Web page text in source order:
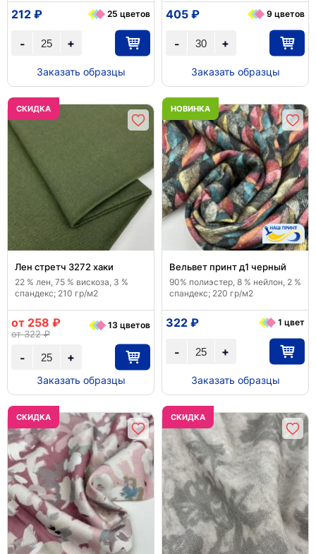
+
-
212 ₽ 25 цветов
Заказать образцы
+
-
405 ₽ 9 цветов
Заказать образцы
CКИДКА
Лен стретч 3272 хаки
22 % лен, 75 % вискоза, 3 %
спандекс; 210 гр/м2
+
-
от 258 ₽
от 322 ₽
13 цветов
Заказать образцы
НОВИНКА
Вельвет принт д1 черный
90% полиэстер, 8 % нейлон, 2 %
спандекс; 220 гр/м2
+
-
322 ₽ 1 цвет
Заказать образцы
CКИДКА CКИДКА